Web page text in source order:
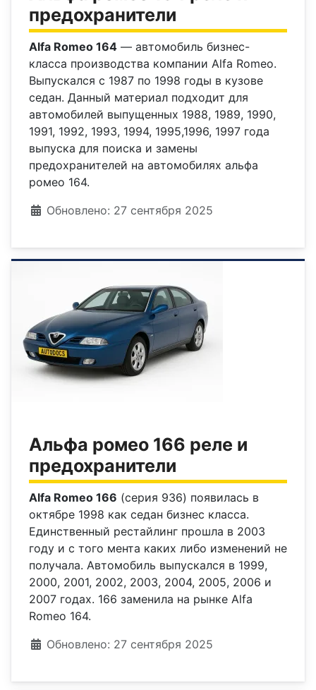
предохранители
Alfa Romeo 164 — автомобиль бизнес-
класса производства компании Alfa Romeo.
Выпускался с 1987 по 1998 годы в кузове
седан. Данный материал подходит для
автомобилей выпущенных 1988, 1989, 1990,
1991, 1992, 1993, 1994, 1995,1996, 1997 года
выпуска для поиска и замены
предохранителей на автомобилях альфа
ромео 164.
Информация о материале
Обновлено: 27 сентября 2025
Альфа ромео 166 реле и
предохранители
Alfa Romeo 166 (серия 936) появилась в
октябре 1998 как седан бизнес класса.
Единственный рестайлинг прошла в 2003
году и с того мента каких либо изменений не
получала. Автомобиль выпускался в 1999,
2000, 2001, 2002, 2003, 2004, 2005, 2006 и
2007 годах. 166 заменила на рынке Alfa
Romeo 164.
Информация о материале
Обновлено: 27 сентября 2025